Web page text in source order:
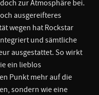
zur Atmosphäre bei.
ausgereifteres
wegen hat Rockstar
und sämtliche
ausgestattet. So wirkt
ein lieblos
Punkt mehr auf die
sondern wie eine